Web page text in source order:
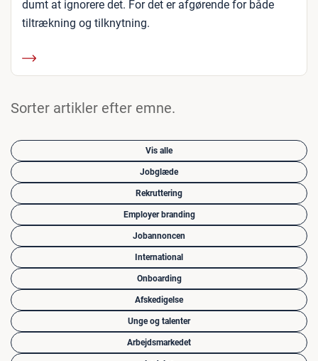
dumt at ignorere det. For det er afgørende for både
tiltrækning og tilknytning.
Sorter artikler efter emne.
Vis alle
Jobglæde
Rekruttering
Employer branding
Jobannoncen
International
Onboarding
Afskedigelse
Unge og talenter
Arbejdsmarkedet